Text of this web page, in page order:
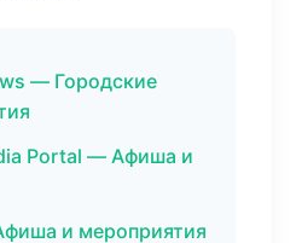
— Городские
Portal — Афиша и
и мероприятия